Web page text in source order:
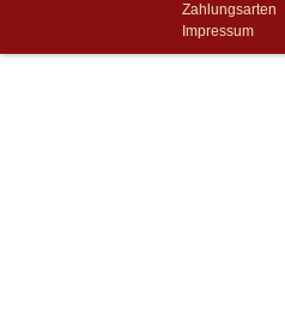
Zahlungsarten
Impressum